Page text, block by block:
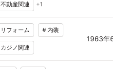
不動産関連 +1
リフォーム # 内装
カジノ関連
1963年